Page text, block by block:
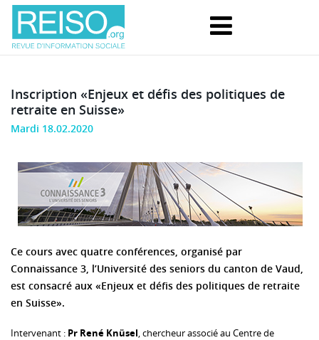
Inscription «Enjeux et défis des politiques de
retraite en Suisse»
Mardi 18.02.2020
Ce cours avec quatre conférences, organisé par
Connaissance 3, l’Université des seniors du canton de Vaud,
est consacré aux «Enjeux et défis des politiques de retraite
en Suisse».
Intervenant : Pr René Knüsel, chercheur associé au Centre de